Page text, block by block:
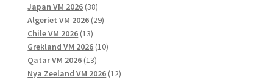
produkter
Japan VM 2026 3838
produkter
Algeriet VM 2026 2929
Chile VM 2026 1313
produkter
Grekland VM 2026 1010
Qatar VM 2026 1313
produkter
Nya Zeeland VM 2026 1212